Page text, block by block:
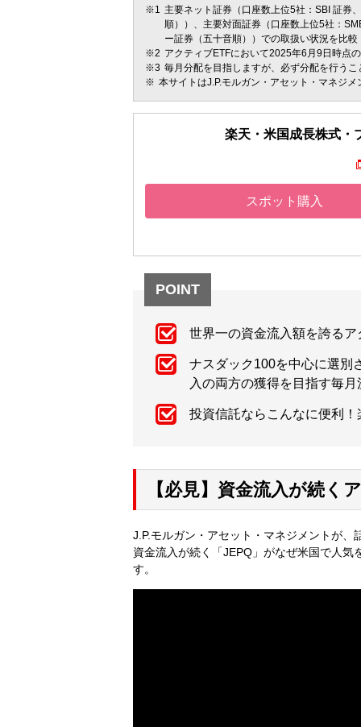
主要ネット証券（口座数上位5社：SBI 証券
順））、主要対面証券（口座数上位5社：
ー証券（五十音順））での取扱い状況を比
アクティブETFにおいて2025年6月9日時点
毎月分配を目指しますが、必ず分配を行う
本サイトはJ.P.モルガン・アセット・マネジ
楽天・米国成長株式・
スポット購入
POINT
世界一の資金流入額を誇る
ナスダック100を中心に選別
入の両方の獲得を目指す毎
投資信託ならこんなに便利
【必見】資金流入が続く
J.P.モルガン・アセット・マネジメントが
資金流入が続く「JEPQ」がなぜ米国で人
す。